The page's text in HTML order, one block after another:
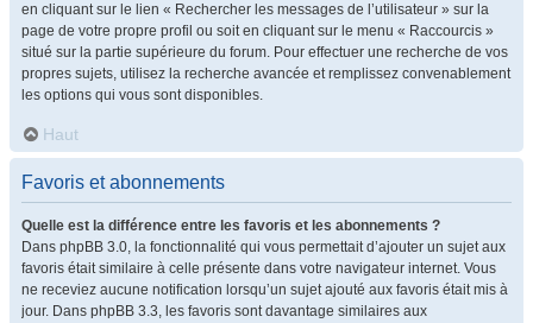
en cliquant sur le lien « Rechercher les messages de l’utilisateur » sur la
page de votre propre profil ou soit en cliquant sur le menu « Raccourcis »
situé sur la partie supérieure du forum. Pour effectuer une recherche de vos
propres sujets, utilisez la recherche avancée et remplissez convenablement
les options qui vous sont disponibles.
Haut
Favoris et abonnements
Quelle est la différence entre les favoris et les abonnements ?
Dans phpBB 3.0, la fonctionnalité qui vous permettait d’ajouter un sujet aux
favoris était similaire à celle présente dans votre navigateur internet. Vous
ne receviez aucune notification lorsqu’un sujet ajouté aux favoris était mis à
jour. Dans phpBB 3.3, les favoris sont davantage similaires aux